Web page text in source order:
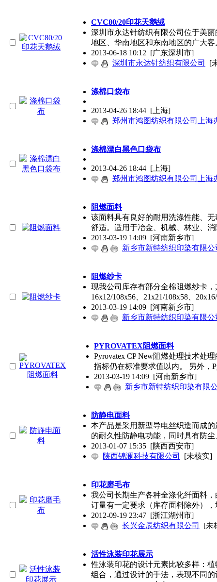
CVC80/20印花天鹅绒
深圳市永达针纺织有限公司位于美
地区、华南地区和东南地区的广大客
2013-06-18 10:12 [广东深圳市]
深圳市永达针纺织有限公司
[
涤棉口袋布
2013-04-26 18:44 [上海]
郑州市鸿图纺织有限公司上海
涤棉漂白黑色口袋布
2013-04-26 18:44 [上海]
郑州市鸿图纺织有限公司上海
阻燃面料
该面料具有良好的耐用洗涤性能、
舒适。适用于冶金、机械、林业、消
2013-03-19 14:09 [河南新乡市]
新乡市新特纺织印染有限公
阻燃纱卡
现我公司库存有部分全棉阻燃纱卡，
16x12/108x56、21x21/108x58、
2013-03-19 14:09 [河南新乡市]
新乡市新特纺织印染有限公
PYROVATEX阻燃面料
Pyrovatex CP New阻燃处理技术处
指标仍在标准要求值以内。 另外，
2013-03-19 14:09 [河南新乡市]
新乡市新特纺织印染有限
防静电面料
本产品是采用新型导电丝织造而成
的耐久性防静电功能，同时具有防尘
2013-01-07 15:35 [陕西西安市]
陕西锦澜科技有限公司
[未核实]
印花磨毛布
我公司长期生产各种全涤化纤面料
订量有一定要求（库存面料除外），
2012-09-19 23:47 [浙江湖州市]
长兴金辰纺织有限公司
[未
活性泳装印花展示
性泳装印花的设计元素比较多样：
组合，通过设计的手法，表现不同的